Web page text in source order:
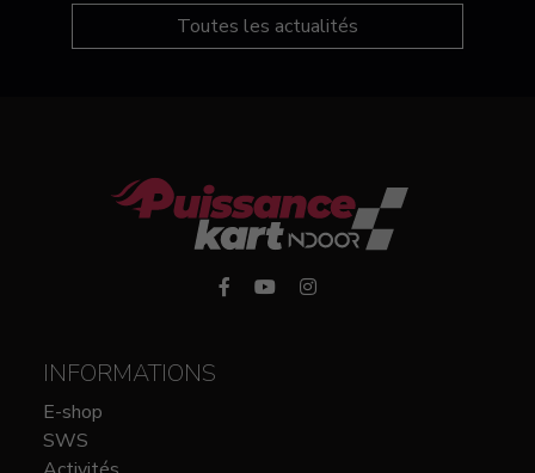
Toutes les actualités
INFORMATIONS
E-shop
SWS